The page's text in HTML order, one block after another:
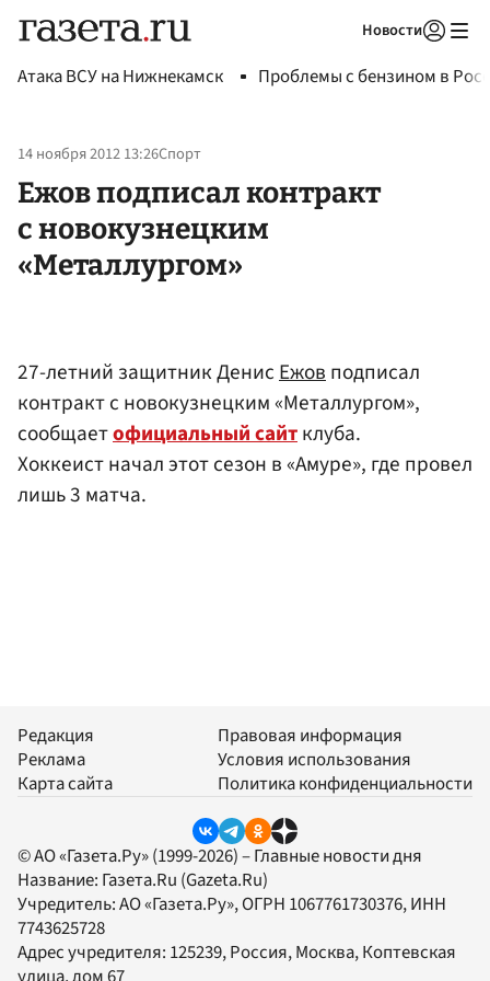
Новости
Атака ВСУ на Нижнекамск Проблемы с бензином в
14 ноября 2012 13:26Спорт
Ежов подписал контракт
с новокузнецким
«Металлургом»
27-летний защитник ДенисЕжовподписал
контракт с новокузнецким «Металлургом»,
сообщаетофициальный сайтклуба.
Хоккеист начал этот сезон в «Амуре», где провел
лишь 3 матча.
Редакция
Реклама
Карта сайта
Правовая информация
Условия использования
Политика конфиденциальности
© АО «Газета.Ру» (1999-2026) – Главные новости дня
Название: Газета.Ru (Gazeta.Ru)
Учредитель:АО «Газета.Ру», ОГРН 1067761730376, ИНН
7743625728
Адрес учредителя: 125239, Россия, Москва, Коптевская